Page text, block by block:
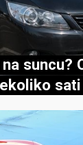
suncu?
sati